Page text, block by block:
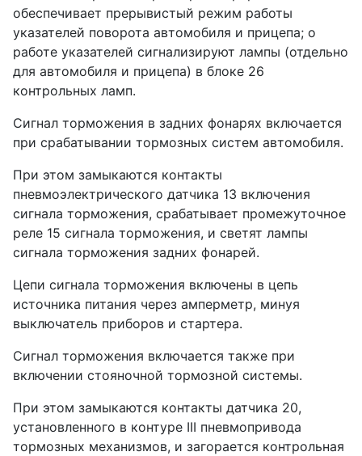
обеспечивает прерывистый режим работы
указателей поворота автомобиля и прицепа; о
работе указателей сигнализируют лампы (отдельно
для автомобиля и прицепа) в блоке 26
контрольных ламп.
Сигнал торможения в задних фонарях включается
при срабатывании тормозных систем автомобиля.
При этом замыкаются контакты
пневмоэлектрического датчика 13 включения
сигнала торможения, срабатывает промежуточное
реле 15 сигнала торможения, и светят лампы
сигнала торможения задних фонарей.
Цепи сигнала торможения включены в цепь
источника питания через амперметр, минуя
выключатель приборов и стартера.
Сигнал торможения включается также при
включении стояночной тормозной системы.
При этом замыкаются контакты датчика 20,
установленного в контуре III пневмопривода
тормозных механизмов, и загорается контрольная